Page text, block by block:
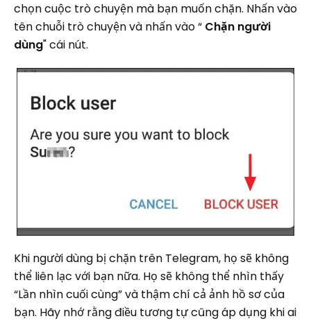
chọn cuộc trò chuyện mà bạn muốn chặn. Nhấn vào
tên chuỗi trò chuyện và nhấn vào “ Chặn người
dùng" cái nút.
Khi người dùng bị chặn trên Telegram, họ sẽ không
thể liên lạc với bạn nữa. Họ sẽ không thể nhìn thấy
“Lần nhìn cuối cùng” và thậm chí cả ảnh hồ sơ của
bạn. Hãy nhớ rằng điều tương tự cũng áp dụng khi ai